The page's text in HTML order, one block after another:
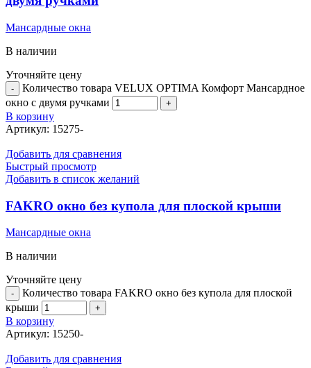
Мансардные окна
В наличии
Уточняйте цену
Количество товара VELUX OPTIMA Комфорт Мансардное
окно с двумя ручками
В корзину
Артикул: 15275-
Добавить для сравнения
Быстрый просмотр
Добавить в список желаний
FAKRO окно без купола для плоской крыши
Мансардные окна
В наличии
Уточняйте цену
Количество товара FAKRO окно без купола для плоской
крыши
В корзину
Артикул: 15250-
Добавить для сравнения